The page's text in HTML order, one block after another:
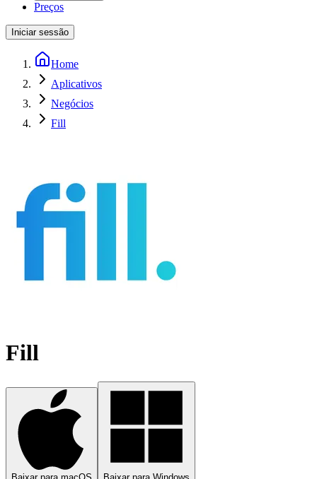
Preços
Iniciar sessão
Home
Aplicativos
Negócios
Fill
Fill